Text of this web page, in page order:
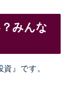
みんな
』です。